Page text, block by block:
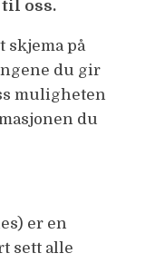
oss.
skjema på
du gir
muligheten
du
er en
sett alle